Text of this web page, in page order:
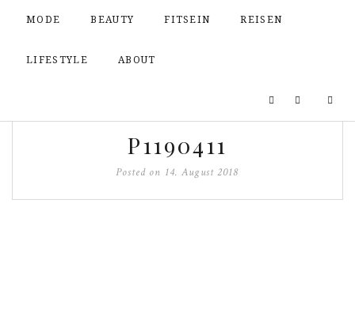
MODE BEAUTY FITSEIN REISEN
LIFESTYLE ABOUT
P1190411
Posted on 14. August 2018